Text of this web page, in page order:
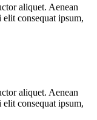
aliquet. Aenean
consequat ipsum,
aliquet. Aenean
consequat ipsum,